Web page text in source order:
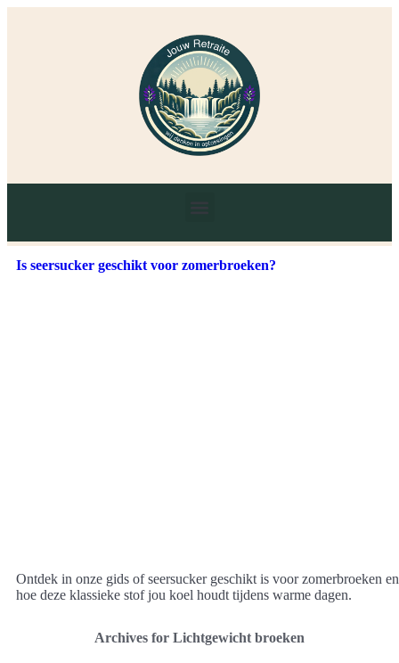
Is seersucker geschikt voor zomerbroeken?
Ontdek in onze gids of seersucker geschikt is voor zomerbroeken en
hoe deze klassieke stof jou koel houdt tijdens warme dagen.
Archives for Lichtgewicht broeken